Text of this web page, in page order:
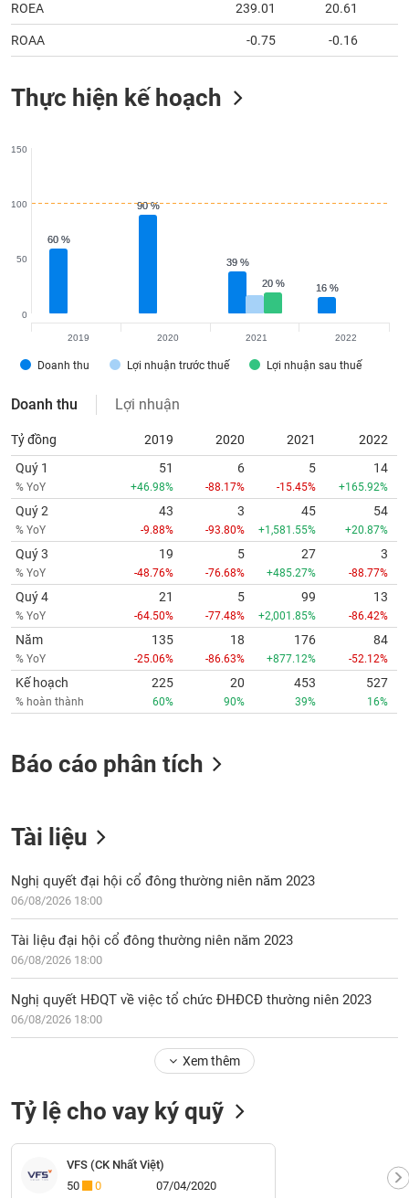
ROEA 239.01 20.61
ROAA -0.75 -0.16
Thực hiện kế hoạch
60 %
60 %
90 %
90 %
39 %
39 %
16 %
16 %
20 %
20 %
Doanh thu Lợi nhuận trước thuế Lợi nhuận sau thuế
0
50
100
150
2019 2020 2021 2022
Doanh thu Lợi nhuận
Tỷ đồng 2019 2020 2021
2022
Quý 1
% YoY
51
+46.98%
6
-88.17%
5
-15.45%
14
+165.92%
Quý 2
% YoY
43
-9.88%
3
-93.80%
45
+1,581.55%
54
+20.87%
Quý 3
% YoY
19
-48.76%
5
-76.68%
27
+485.27%
3
-88.77%
Quý 4
% YoY
21
-64.50%
5
-77.48%
99
+2,001.85%
13
-86.42%
Năm
% YoY
135
-25.06%
18
-86.63%
176
+877.12%
84
-52.12%
Kế hoạch
% hoàn thành
225
60%
20
90%
453
39%
527
16%
Báo cáo phân tích
Tài liệu
Nghị quyết đại hội cổ đông thường niên năm 2023
06/08/2026 18:00
Tài liệu đại hội cổ đông thường niên năm 2023
06/08/2026 18:00
Nghị quyết HĐQT về việc tổ chức ĐHĐCĐ thường niên 2023
06/08/2026 18:00
Xem thêm
Tỷ lệ cho vay ký quỹ
VFS (CK Nhất Việt)
50
0 07/04/2020